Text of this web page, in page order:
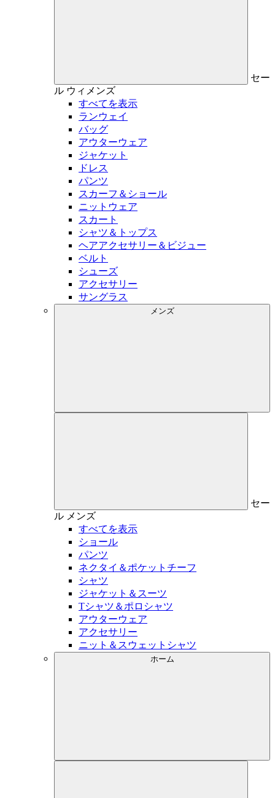
セー
ル ウィメンズ
すべてを表示
ランウェイ
バッグ
アウターウェア
ジャケット
ドレス
パンツ
スカーフ＆ショール
ニットウェア
スカート
シャツ＆トップス
ヘアアクセサリー＆ビジュー
ベルト
シューズ
アクセサリー
サングラス
メンズ
セー
ル メンズ
すべてを表示
ショール
パンツ
ネクタイ＆ポケットチーフ
シャツ
ジャケット＆スーツ
Tシャツ＆ポロシャツ
アウターウェア
アクセサリー
ニット＆スウェットシャツ
ホーム